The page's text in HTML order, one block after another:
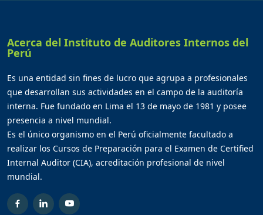
Acerca del Instituto de Auditores Internos del
Perú
Es una entidad sin fines de lucro que agrupa a profesionales
que desarrollan sus actividades en el campo de la auditoría
interna. Fue fundado en Lima el 13 de mayo de 1981 y posee
presencia a nivel mundial.
Es el único organismo en el Perú oficialmente facultado a
realizar los Cursos de Preparación para el Examen de Certified
Internal Auditor (CIA), acreditación profesional de nivel
mundial.